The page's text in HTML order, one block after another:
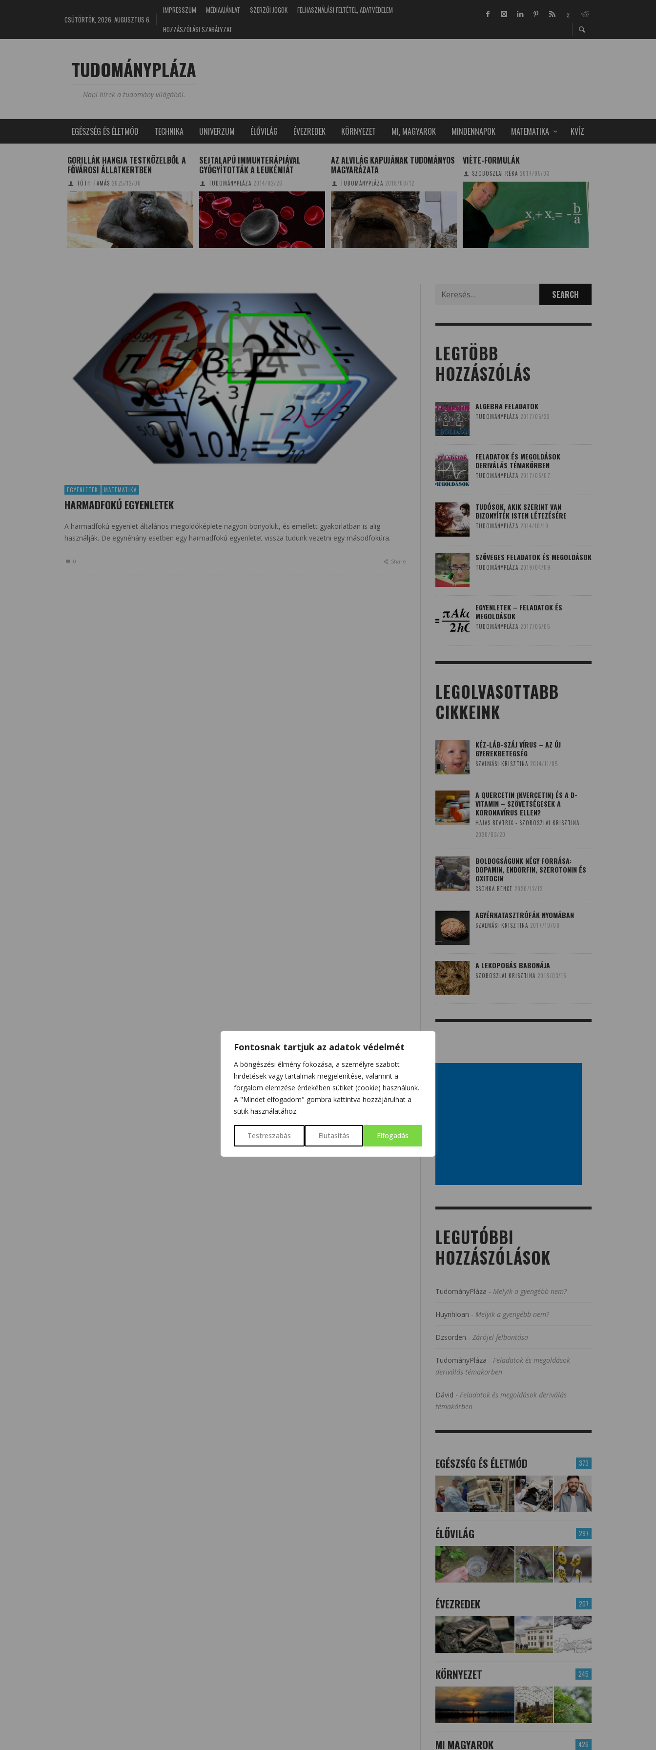
Fontosnak tartjuk az adatok védelmét
A böngészési élmény fokozása, a személyre szabott
hirdetések vagy tartalmak megjelenítése, valamint a
forgalom elemzése érdekében sütiket (cookie) használunk.
A "Mindet elfogadom" gombra kattintva hozzájárulhat a
sütik használatához.
Testreszabás Elutasítás Elfogadás
CSÜTÖRTÖK, 2026. AUGUSZTUS 6.
IMPRESSZUM MÉDIAAJÁNLAT SZERZŐI JOGOK
FELHASZNÁLÁSI FELTÉTEL, ADATVÉDELEM
HOZZÁSZÓLÁSI SZABÁLYZAT
TUDOMÁNYPLÁZA
Napi hírek a tudomány világából.
EGÉSZSÉG ÉS ÉLETMÓD TECHNIKA UNIVERZUM ÉLŐVILÁG ÉVEZREDEK KÖRNYEZET MI, MAGYAROK MINDENNAPOK MATEMATIKA KVÍZ
GORILLÁK HANGJA TESTKÖZELBŐL A
FŐVÁROSI ÁLLATKERTBEN
TÓTH TAMÁS 2025/12/06
SEJTALAPÚ IMMUNTERÁPIÁVAL
GYÓGYÍTOTTÁK A LEUKÉMIÁT
TUDOMÁNYPLÁZA 2014/02/26
AZ ALVILÁG KAPUJÁNAK TUDOMÁNYOS
MAGYARÁZATA
TUDOMÁNYPLÁZA 2018/08/12
VIÈTE-FORMULÁK
SZOBOSZLAI RÉKA 2017/05/03
EGYENLETEK MATEMATIKA
HARMADFOKÚ EGYENLETEK
A harmadfokú egyenlet általános megoldóképlete nagyon bonyolult, és emellett gyakorlatban is alig
használják. De egynéhány esetben egy harmadfokú egyenletet vissza tudunk vezetni egy másodfokúra.
0 Share
for:
LEGTÖBB
HOZZÁSZÓLÁS
ALGEBRA FELADATOK
TUDOMÁNYPLÁZA 2017/05/23
FELADATOK ÉS MEGOLDÁSOK
DERIVÁLÁS TÉMAKÖRBEN
TUDOMÁNYPLÁZA 2017/05/07
TUDÓSOK, AKIK SZERINT VAN
BIZONYÍTÉK ISTEN LÉTEZÉSÉRE
TUDOMÁNYPLÁZA 2014/10/19
SZÖVEGES FELADATOK ÉS MEGOLDÁSOK
TUDOMÁNYPLÁZA 2019/04/09
EGYENLETEK – FELADATOK ÉS
MEGOLDÁSOK
TUDOMÁNYPLÁZA 2017/05/05
LEGOLVASOTTABB
CIKKEINK
KÉZ-LÁB-SZÁJ VÍRUS – AZ ÚJ
GYEREKBETEGSÉG
SZALMÁSI KRISZTINA 2014/11/05
A QUERCETIN (KVERCETIN) ÉS A D-
VITAMIN – SZÖVETSÉGESEK A
KORONAVÍRUS ELLEN?
HAJAS BEATRIX - SZOBOSZLAI KRISZTINA
2020/03/20
BOLDOGSÁGUNK NÉGY FORRÁSA:
DOPAMIN, ENDORFIN, SZEROTONIN ÉS
OXITOCIN
CSONKA BENCE 2020/12/12
AGYÉRKATASZTRÓFÁK NYOMÁBAN
SZALMÁSI KRISZTINA 2017/10/08
A LEKOPOGÁS BABONÁJA
SZOBOSZLAI KRISZTINA 2018/03/15
LEGUTÓBBI
HOZZÁSZÓLÁSOK
TudományPláza - Melyik a gyengébb nem?
Huynhloan - Melyik a gyengébb nem?
Dzsorden - Zárójel felbontása
TudományPláza - Feladatok és megoldások
deriválás témakörben
Dávid - Feladatok és megoldások deriválás
témakörben
373
EGÉSZSÉG ÉS ÉLETMÓD
297
ÉLŐVILÁG
207
ÉVEZREDEK
245
KÖRNYEZET
426
MI MAGYAROK